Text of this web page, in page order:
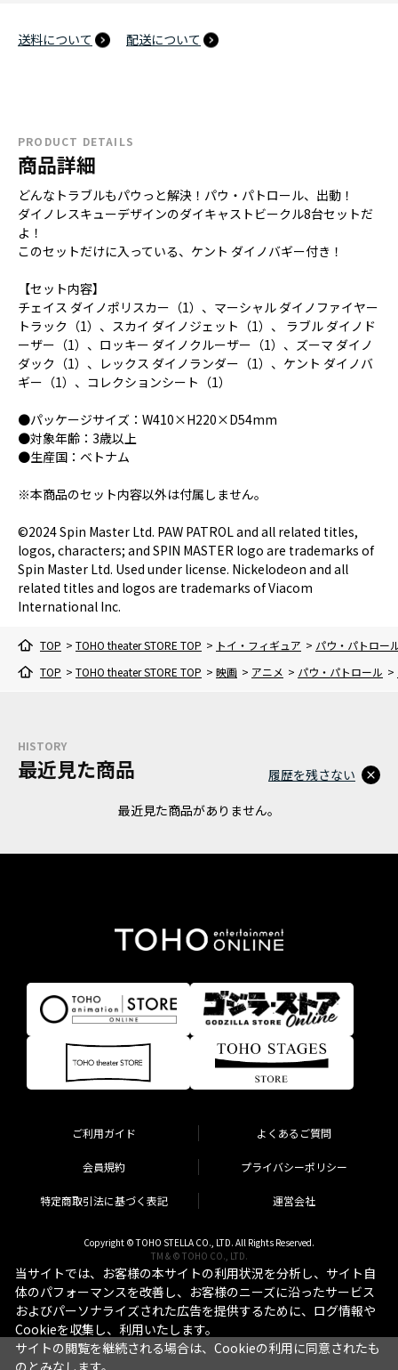
送料について 配送について
PRODUCT DETAILS
商品詳細
どんなトラブルもパウっと解決！パウ・パトロール、出動！
ダイノレスキューデザインのダイキャストビークル8台セットだ
よ！
このセットだけに入っている、ケント ダイノバギー付き！
【セット内容】
チェイス ダイノポリスカー（1）、マーシャル ダイノファイヤー
トラック（1）、スカイ ダイノジェット（1）、 ラブル ダイノド
ーザー（1）、ロッキー ダイノクルーザー（1）、ズーマ ダイノ
ダック（1）、レックス ダイノランダー（1）、ケント ダイノバ
ギー（1）、コレクションシート（1）
●パッケージサイズ：W410×H220×D54mm
●対象年齢：3歳以上
●生産国：ベトナム
※本商品のセット内容以外は付属しません。
©2024 Spin Master Ltd. PAW PATROL and all related titles,
logos, characters; and SPIN MASTER logo are trademarks of
Spin Master Ltd. Used under license. Nickelodeon and all
related titles and logos are trademarks of Viacom
International Inc.
TOP > TOHO theater STORE TOP > トイ・フィギュア > パウ・パトロー
TOP > TOHO theater STORE TOP > 映画 > アニメ > パウ・パトロール >
HISTORY
最近見た商品
最近見た商品がありません。
履歴を残さない
ご利用ガイド よくあるご質問
会員規約 プライバシーポリシー
特定商取引法に基づく表記 運営会社
Copyright © TOHO STELLA CO., LTD. All Rights Reserved.
TM & © TOHO CO., LTD.
当サイトでは、お客様の本サイトの利用状況を分析し、サイト自
体のパフォーマンスを改善し、お客様のニーズに沿ったサービス
およびパーソナライズされた広告を提供するために、ログ情報や
Cookieを収集し、利用いたします。
サイトの閲覧を継続される場合は、Cookieの利用に同意されたも